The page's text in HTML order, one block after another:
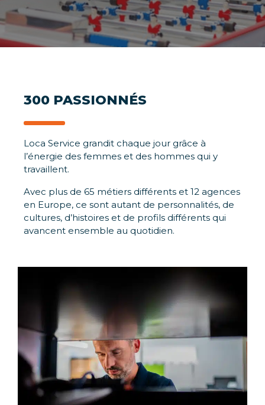
300 PASSIONNÉS
Loca Service grandit chaque jour grâce à
l’énergie des femmes et des hommes qui y
travaillent.
Avec plus de 65 métiers différents et 12 agences
en Europe, ce sont autant de personnalités, de
cultures, d’histoires et de profils différents qui
avancent ensemble au quotidien.